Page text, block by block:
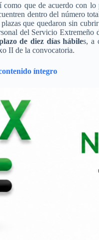
como que de acuerdo con lo
dentro del número
plazas que quedaron sin
del Servicio Extremeño
de diez días hábiles, a
II de la convocatoria.
íntegro